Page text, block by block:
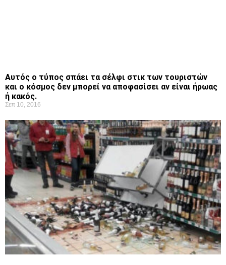
Αυτός ο τύπος σπάει τα σέλφι στικ των τουριστών
και ο κόσμος δεν μπορεί να αποφασίσει αν είναι ήρωας
ή κακός.
Σεπ 10, 2016